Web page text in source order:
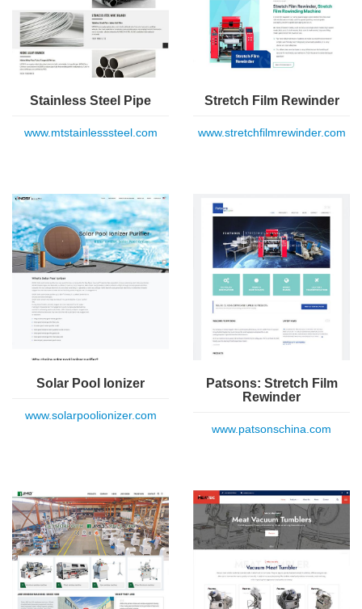
Stainless Steel Pipe
www.mtstainlesssteel.com
Stretch Film Rewinder
www.stretchfilmrewinder.com
Solar Pool Ionizer
www.solarpoolionizer.com
Patsons: Stretch Film
Rewinder
www.patsonschina.com